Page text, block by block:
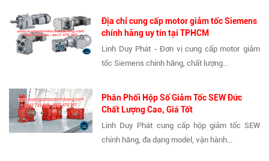
Địa chỉ cung cấp motor giảm tốc Siemens
chính hãng uy tín tại TPHCM
Linh Duy Phát - Đơn vị cung cấp motor giảm
tốc Siemens chính hãng, chất lượng...
Phân Phối Hộp Số Giảm Tốc SEW Đức
Chất Lượng Cao, Giá Tốt
Linh Duy Phát cung cấp hộp giảm tốc SEW
chính hãng, đa dạng model, vận hành...